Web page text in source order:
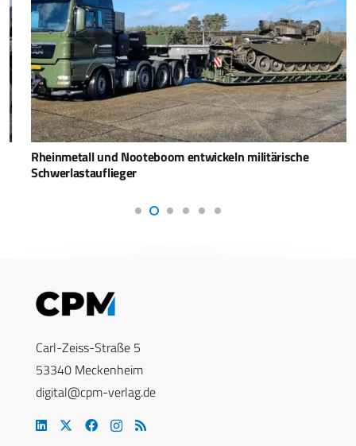
Rheinmetall und Nooteboom entwickeln militärische
Schwerlastauflieger
Carl-Zeiss-Straße 5
53340 Meckenheim
digital@cpm-verlag.de